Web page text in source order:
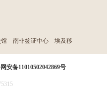
馆 南非签证中心 埃及移
安备11010502042869号